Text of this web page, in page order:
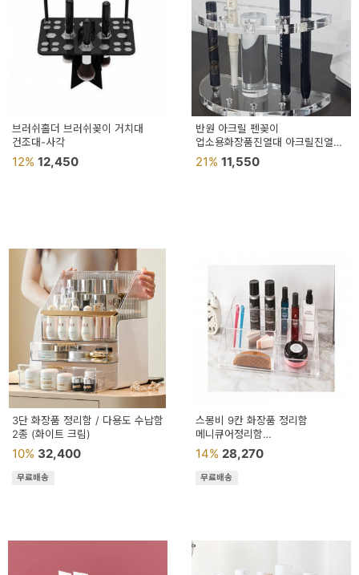
브러쉬홀더 브러쉬꽂이 거치대
건조대-사각
12% 12,450
반원 아크릴 펜꽂이
업소용화장품진열대 아크릴진열대
메이크업브러쉬거치대
메이크업브러쉬건조대 화장품
21% 11,550
3단 화장품 정리함 / 다용도 수납함
2종 (화이트 크림)
10% 32,400
무료배송
스몽비 9칸 화장품 정리함
메니큐어정리함
다용도화장품정리함
다용도칸막이정리함
14% 28,270
무료배송